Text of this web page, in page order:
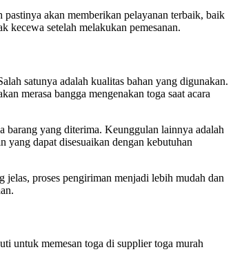
akan memberikan pelayanan terbaik, baik
kecewa setelah melakukan pemesanan.
satunya adalah kualitas bahan yang digunakan.
merasa bangga mengenakan toga saat acara
barang yang diterima. Keunggulan lainnya adalah
dapat disesuaikan dengan kebutuhan
proses pengiriman menjadi lebih mudah dan
untuk memesan toga di supplier toga murah